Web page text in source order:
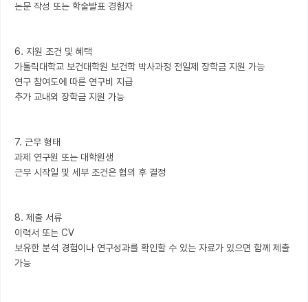
논문 작성 또는 학술발표 경험자
6. 지원 조건 및 혜택
가톨릭대학교 보건대학원 보건학 박사과정 전일제 장학금 지원 가능
연구 참여도에 따른 연구비 지급
추가 교내외 장학금 지원 가능
7. 근무 형태
과제 연구원 또는 대학원생
근무 시작일 및 세부 조건은 협의 후 결정
8. 제출 서류
이력서 또는 CV
보유한 분석 경험이나 연구성과를 확인할 수 있는 자료가 있으면 함께 제출
가능